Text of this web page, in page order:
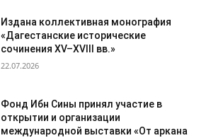
Издана коллективная монография
«Дагестанские исторические
сочинения XV–XVIII вв.»
22.07.2026
Фонд Ибн Сины принял участие в
открытии и организации
международной выставки «От аркана